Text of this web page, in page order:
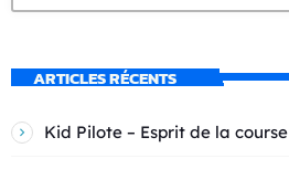
ARTICLES RÉCENTS
Kid Pilote – Esprit de la course